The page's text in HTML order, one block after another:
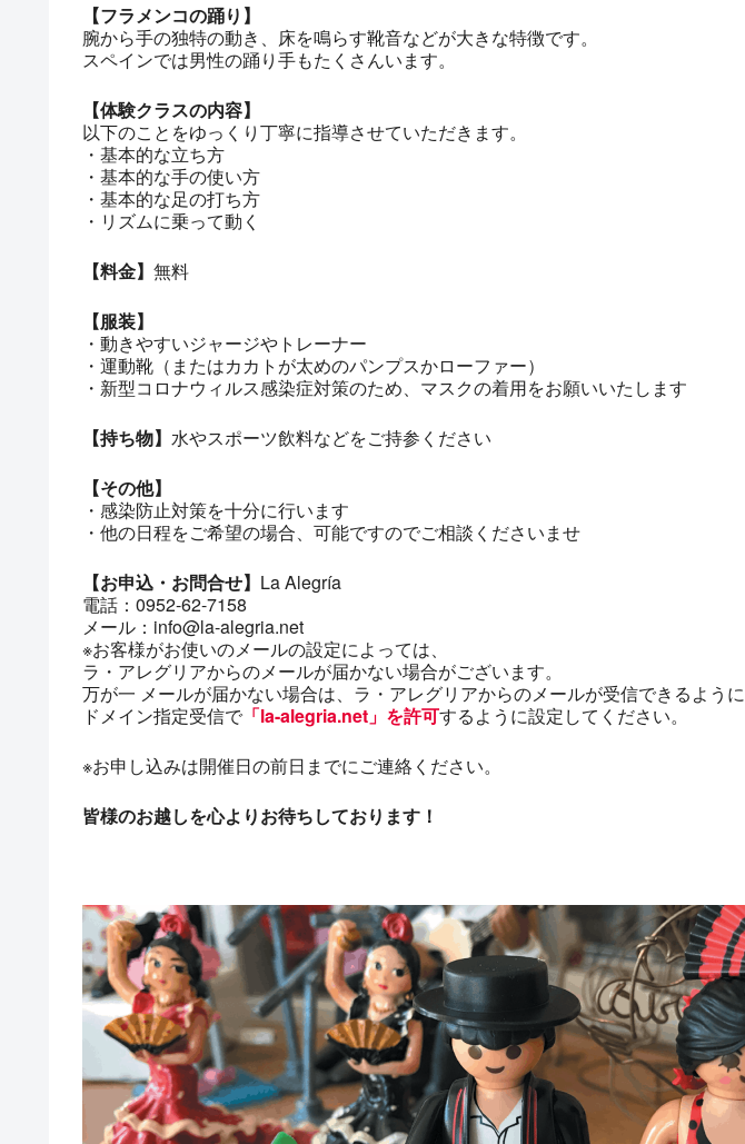
【フラメンコの踊り】
腕から手の独特の動き、床を鳴らす靴音などが大きな特徴です。
スペインでは男性の踊り手もたくさんいます。
【体験クラスの内容】
以下のことをゆっくり丁寧に指導させていただきます。
・基本的な立ち方
・基本的な手の使い方
・基本的な足の打ち方
・リズムに乗って動く
【料金】 無料
【服装】
・動きやすいジャージやトレーナー
・運動靴（またはカカトが太めのパンプスかローファー）
・新型コロナウィルス感染症対策のため、マスクの着用をお願いいたします
【持ち物】 水やスポーツ飲料などをご持参ください
【その他】
・感染防止対策を十分に行います
・他の日程をご希望の場合、可能ですのでご相談くださいませ
【お申込・お問合せ】 La Alegría
電話：0952-62-7158
メール：info@la-alegria.net
※お客様がお使いのメールの設定によっては、
ラ・アレグリアからのメールが届かない場合がございます。
万が一 メールが届かない場合は、ラ・アレグリアからのメールが受信できるように
ドメイン指定受信で 「la-alegria.net」を許可するように設定してください。
※お申し込みは開催日の前日までにご連絡ください。
皆様のお越しを心よりお待ちしております！